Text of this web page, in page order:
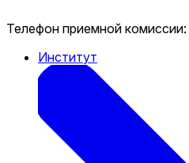
Телефон приемной комиссии:
Институт